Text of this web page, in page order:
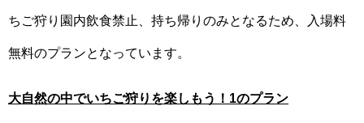
ちご狩り園内飲食禁止、持ち帰りのみとなるため、入場料
無料のプランとなっています。
大自然の中でいちご狩りを楽しもう！1のプラン